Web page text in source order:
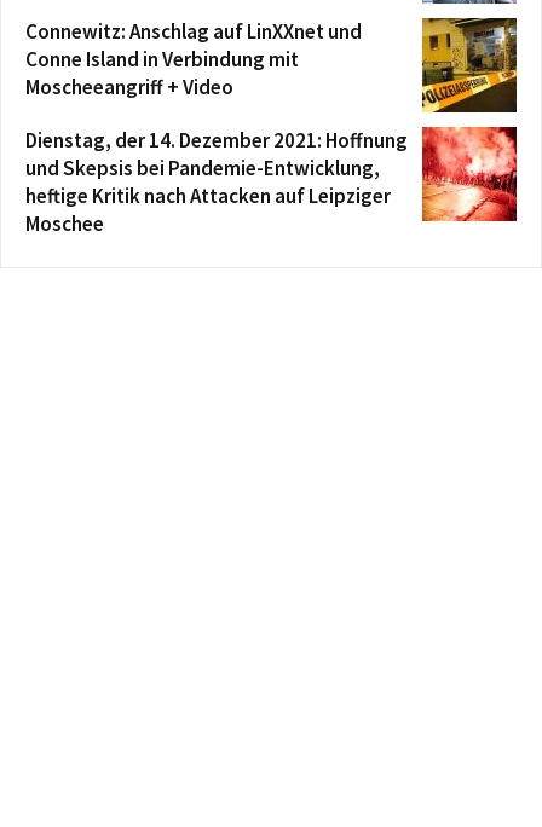
Connewitz: Anschlag auf LinXXnet und
Conne Island in Verbindung mit
Moscheeangriff + Video
Dienstag, der 14. Dezember 2021: Hoffnung
und Skepsis bei Pandemie-Entwicklung,
heftige Kritik nach Attacken auf Leipziger
Moschee